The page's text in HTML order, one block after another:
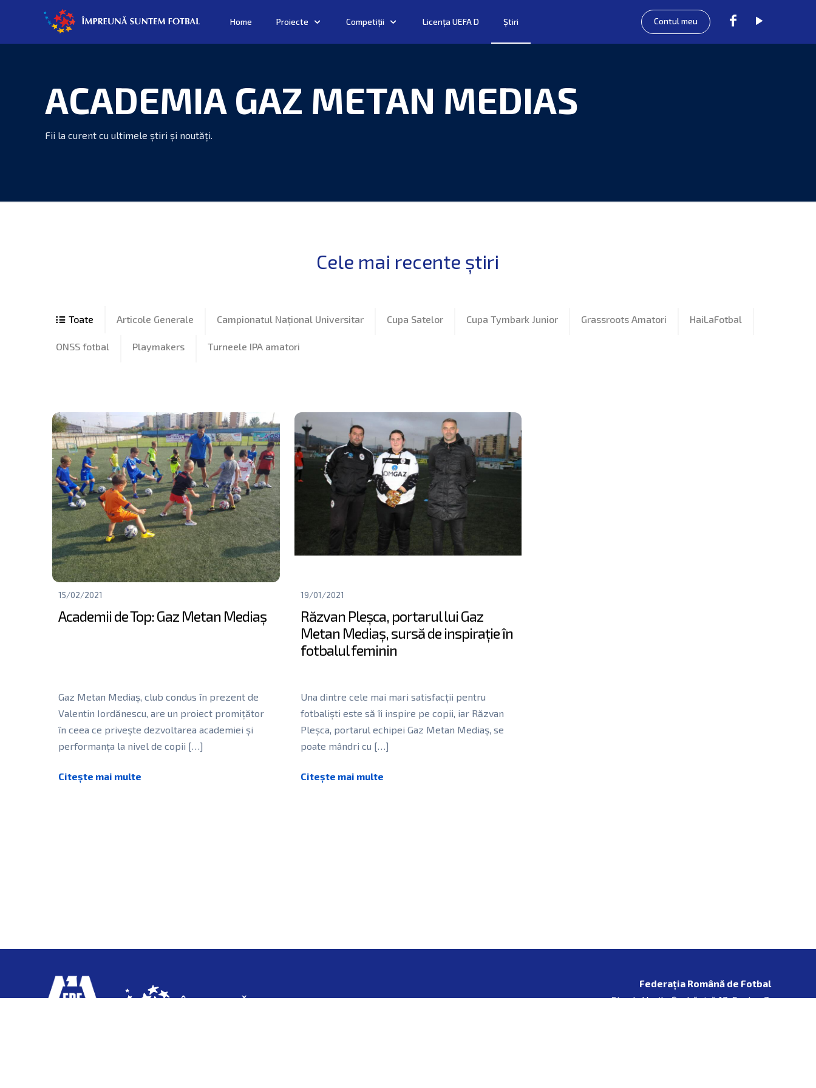
Home Proiecte Competiții Licența UEFA D Știri Contul meu
ACADEMIA GAZ METAN MEDIAS
Articole Generale Campionatul Național Universitar Cupa Satelor Cupa Tymbark Junior Grassroots Amatori HaiLaFotbal
ONSS fotbal Playmakers Turneele IPA amatori
15/02/2021
Academii de Top: Gaz Metan Mediaș
Gaz Metan Mediaș, club condus în prezent de
Valentin Iordănescu, are un proiect promițător
în ceea ce privește dezvoltarea academiei și
performanța la nivel de copii […]
19/01/2021
Răzvan Pleșca, portarul lui Gaz
Metan Mediaș, sursă de inspirație în
fotbalul feminin
Una dintre cele mai mari satisfacții pentru
fotbaliști este să îi inspire pe copii, iar Răzvan
Pleșca, portarul echipei Gaz Metan Mediaș, se
poate mândri cu […]
Federația Română de Fotbal
Strada Vasile Şerbănică 12, Sector 2,